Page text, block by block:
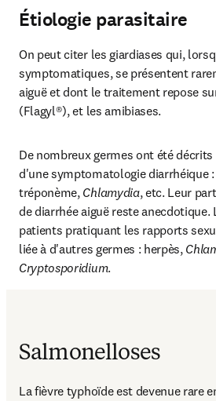
Étiologie parasitaire
On peut citer les giardiases qui,
symptomatiques, se présentent
aiguë et dont le traitement repose
(Flagyl®), et les amibiases.
De nombreux germes ont été
d'une symptomatologie diarrhéique
tréponème, Chlamydia, etc. Leur
de diarrhée aiguë reste anecdotique.
patients pratiquant les rapports
liée à d'autres germes : herpès,
Cryptosporidium.
Salmonelloses
La fièvre typhoïde est devenue rare